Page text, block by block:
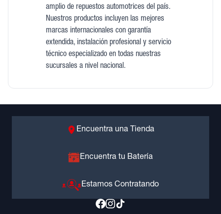
amplio de repuestos automotrices del país.
Nuestros productos incluyen las mejores
marcas internacionales con garantía
extendida, instalación profesional y servicio
técnico especializado en todas nuestras
sucursales a nivel nacional.
Encuentra una Tienda
Encuentra tu Batería
Estamos Contratando